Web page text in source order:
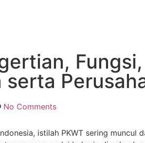
No Comments
istilah PKWT sering muncul